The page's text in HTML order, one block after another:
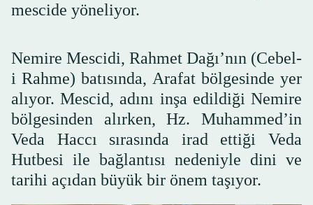
mescide yöneliyor.
Nemire Mescidi, Rahmet Dağı’nın (Cebel-
i Rahme) batısında, Arafat bölgesinde yer
alıyor. Mescid, adını inşa edildiği Nemire
bölgesinden alırken, Hz. Muhammed’in
Veda Haccı sırasında irad ettiği Veda
Hutbesi ile bağlantısı nedeniyle dini ve
tarihi açıdan büyük bir önem taşıyor.